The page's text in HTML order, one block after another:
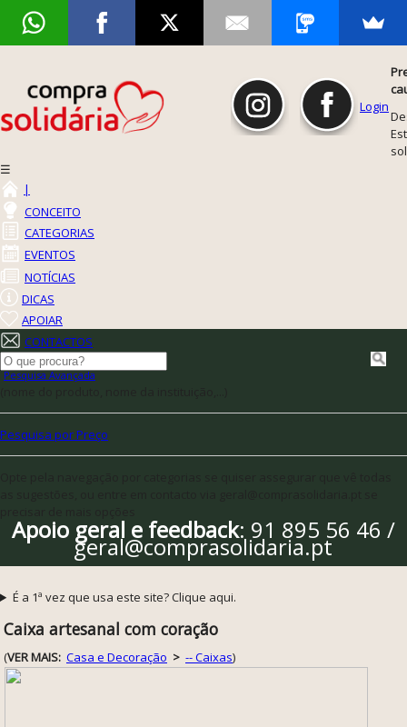
Login
☰
|
CONCEITO
CATEGORIAS
EVENTOS
NOTÍCIAS
DICAS
APOIAR
CONTACTOS
Pesquisa Avançada
Pesquisa por Preço
Apoio geral e feedback: 91 895 56 46 /
geral@comprasolidaria.pt
É a 1ª vez que usa este site? Clique aqui.
Caixa artesanal com coração
(VER MAIS: Casa e Decoração > -- Caixas)